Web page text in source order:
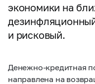
экономики на
и рисковый.
Денежно-кредитная
направлена на